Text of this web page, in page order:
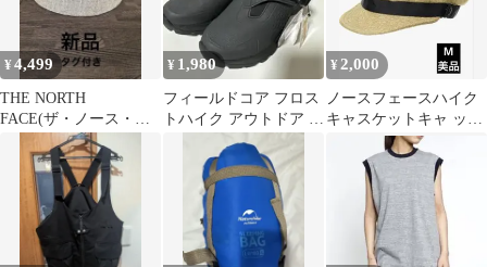
¥4,499
THE NORTH
FACE(ザ・ノース・フ
ェイス) ハイクサンシ
ャインハット
¥ 1,980
フィールドコア フロス
トハイク アウトドア ス
ニーカー 25.5cm
¥ 2,000
ノースフェースハイク
キャスケットキャ ップ
帽子 M